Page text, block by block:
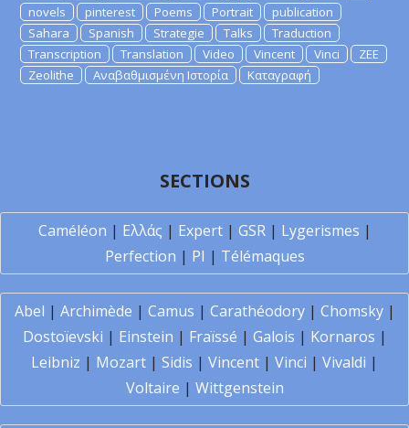
novels
pinterest Poems Portrait
publication
Sahara
Spanish Strategie Talks
Traduction
Transcription
Translation Video Vincent Vinci
ZEE
Zeolithe
Αναβαθμισμένη Ιστορία Καταγραφή
SECTIONS
Caméléon | Ελλάς | Expert| GSR| Lygerismes |
Perfection | PI | Télémaques
Abel | Archimède | Camus | Carathéodory| Chomsky|
Dostoïevski | Einstein | Fraïssé | Galois | Kornaros |
Leibniz | Mozart | Sidis | Vincent | Vinci | Vivaldi |
Voltaire | Wittgenstein